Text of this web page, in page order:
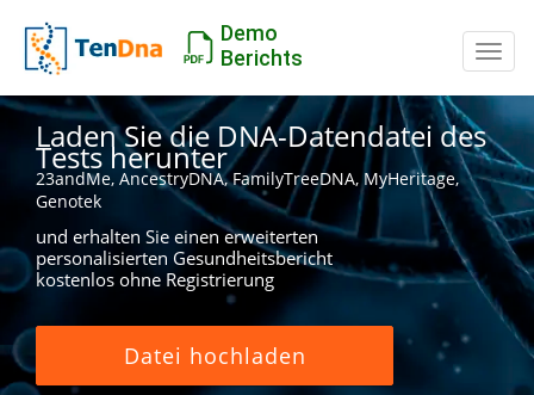
Demo
Berichts
Laden Sie die DNA-Datendatei des
Tests herunter
23andMe, AncestryDNA, FamilyTreeDNA, MyHeritage,
Genotek
und erhalten Sie einen erweiterten
personalisierten Gesundheitsbericht
kostenlos ohne Registrierung
Datei hochladen